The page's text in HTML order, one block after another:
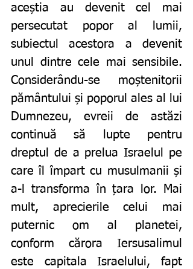
aceștia au devenit cel mai
persecutat popor al lumii,
subiectul acestora a devenit
unul dintre cele mai sensibile.
Considerându-se moștenitorii
pământului și poporul ales al lui
Dumnezeu, evreii de astăzi
continuă să lupte pentru
dreptul de a prelua Israelul pe
care îl împart cu musulmanii și
a-l transforma în țara lor. Mai
mult, aprecierile celui mai
puternic om al planetei,
conform cărora Iersusalimul
este capitala Israelului, fapt